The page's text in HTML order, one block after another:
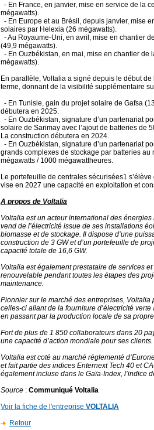
- En France, en janvier, mise en service de la
mégawatts).
- En Europe et au Brésil, depuis janvier, mise
solaires par Helexia (26 mégawatts).
- Au Royaume-Uni, en avril, mise en chantier
(49,9 mégawatts).
- En Ouzbékistan, en mai, mise en chantier de
mégawatts).
En parallèle, Voltalia a signé depuis le début
terme, donnant de la visibilité supplémentaire
- En Tunisie, gain du projet solaire de Gafsa
débutera en 2025.
- En Ouzbékistan, signature d’un partenariat
solaire de Sarimay avec l’ajout de batteries de
La construction débutera en 2024.
- En Ouzbékistan, signature d’un partenariat
grands complexes de stockage par batteries au
mégawatts / 1000 mégawattheures.
Le portefeuille de centrales sécurisées1
vise en 2027 une capacité en exploitation et
A propos de Voltalia
Voltalia est un acteur international des
vend de l’électricité issue de ses installations
biomasse et de stockage. Il dispose d’une
construction de 3 GW et d’un portefeuille de
capacité totale de 16,6 GW.
Voltalia est également prestataire de services
renouvelable pendant toutes les étapes des
maintenance.
Pionnier sur le marché des entreprises,
celles-ci allant de la fourniture d’électricité
en passant par la production locale de sa
Fort de plus de 1 850 collaborateurs dans 20
une capacité d’action mondiale pour ses clients.
Voltalia est coté au marché réglementé
et fait partie des indices Enternext Tech 40 et
également incluse dans le Gaïa-Index, l’indice
Source : Communiqué Voltalia
Voir la fiche de l'entreprise VOLTALIA
Retour